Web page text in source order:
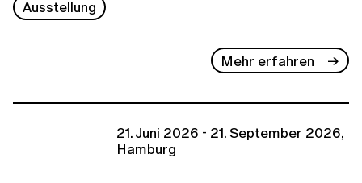
Ausstellung
Mehr erfahren
21. Juni 2026 - 21. September 2026,
Hamburg